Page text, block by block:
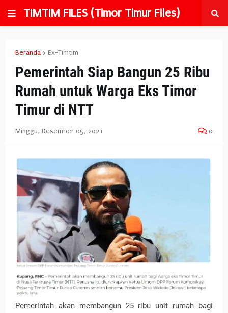
TIMTIM FILES (Timor Timur Files)
Beranda Ex-Timtim
Pemerintah Siap Bangun 25 Ribu
Rumah untuk Warga Eks Timor
Timur di NTT
Minggu, Desember 05, 2021 0
Pemerintah akan membangun 25 ribu unit rumah bagi